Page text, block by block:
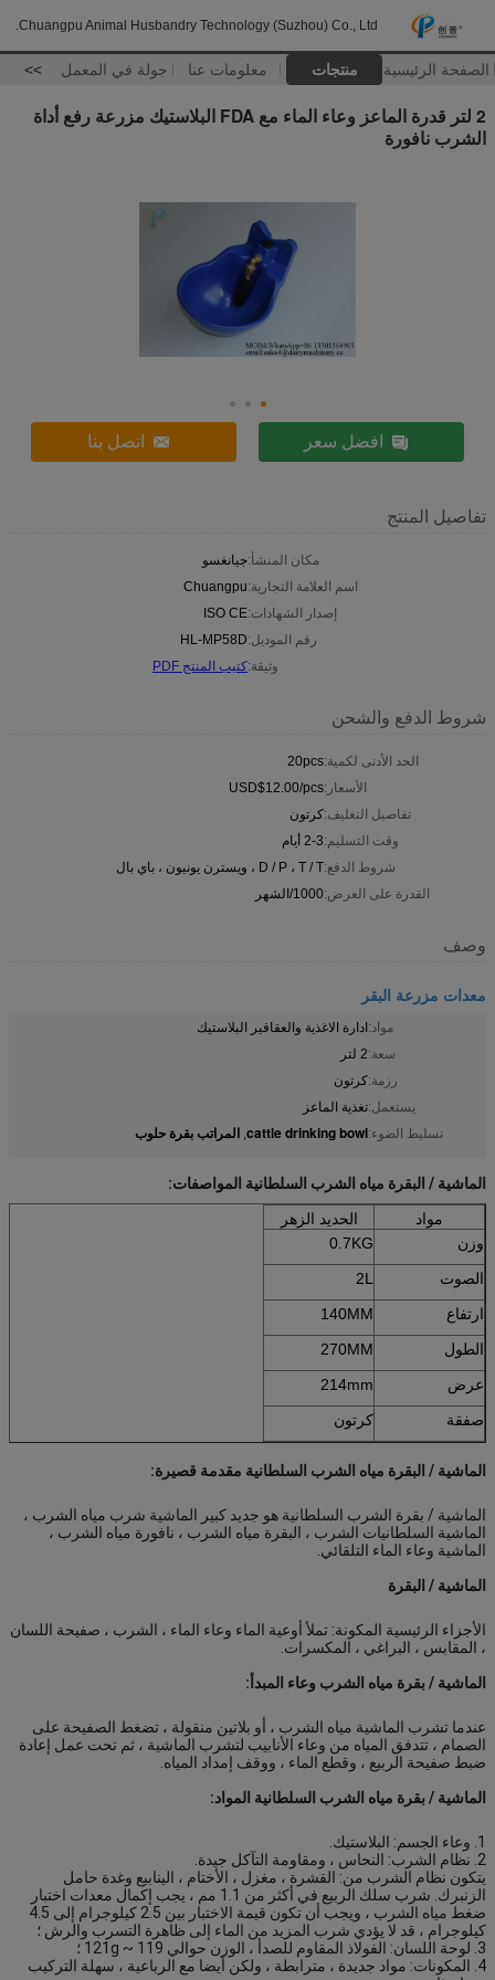
Chuangpu Animal Husbandry Technology (Suzhou) Co., Ltd.
الصفحة الرئيسية منتجات معلومات عنا جولة في المعمل >>
2 لتر قدرة الماعز وعاء الماء مع FDA البلاستيك مزرعة رفع أداة
الشرب نافورة
افضل سعر اتصل بنا
تفاصيل المنتج
مكان المنشأ:جيانغسو
اسم العلامة التجارية:Chuangpu
إصدار الشهادات:ISO CE
رقم الموديل:HL-MP58D
وثيقة:كتيب المنتج PDF
شروط الدفع والشحن
الحد الأدنى لكمية:20pcs
الأسعار:USD$12.00/pcs
تفاصيل التغليف:كرتون
وقت التسليم:2-3 أيام
شروط الدفع:D / P ، T / T ، ويسترن يونيون ، باي بال
القدرة على العرض:1000/الشهر
وصف
معدات مزرعة البقر
مواد:ادارة الاغذية والعقاقير البلاستيك
سعة:2 لتر
رزمة:كرتون
يستعمل:تغذية الماعز
تسليط الضوء:cattle drinking bowl
, المراتب بقرة حلوب
الماشية / البقرة مياه الشرب السلطانية المواصفات:
مواد
الحديد الزهر
وزن
0.7KG
الصوت
2L
ارتفاع
140MM
الطول
270MM
عرض
214mm
صفقة
كرتون
الماشية / البقرة مياه الشرب السلطانية مقدمة قصيرة:
الماشية / بقرة الشرب السلطانية هو جديد كبير الماشية شرب مياه الشرب ،
الماشية السلطانيات الشرب ، البقرة مياه الشرب ، نافورة مياه الشرب ،
الماشية وعاء الماء التلقائي.
الماشية / البقرة
الأجزاء الرئيسية المكونة: تملأ أوعية الماء وعاء الماء ، الشرب ، صفيحة اللسان
، المقابس ، البراغي ، المكسرات.
الماشية / بقرة مياه الشرب وعاء المبدأ:
عندما تشرب الماشية مياه الشرب ، أو بلاتين منقولة ، تضغط الصفيحة على
الصمام ، تتدفق المياه من وعاء الأنابيب لتشرب الماشية ، ثم تحت عمل إعادة
ضبط صفيحة الربيع ، وقطع الماء ، ووقف إمداد المياه.
الماشية / بقرة مياه الشرب السلطانية المواد:
1. وعاء الجسم: البلاستيك.
2. نظام الشرب: النحاس ، ومقاومة التآكل جيدة.
يتكون نظام الشرب من: القشرة ، مغزل ، الأختام ، الينابيع وغدة حامل
الزنبرك.
شرب سلك الربيع في أكثر من 1.1 مم ، يجب إكمال معدات اختبار
ضغط مياه الشرب ، ويجب أن تكون قيمة الاختبار بين 2.5 كيلوجرام إلى 4.5
كيلوجرام ، قد لا يؤدي شرب المزيد من الماء إلى ظاهرة التسرب والرش ؛
3. لوحة اللسان: الفولاذ المقاوم للصدأ ، الوزن حوالي 119 ~ 121g ؛
4. المكونات: مواد جديدة ، مترابطة ، ولكن أيضا مع الرباعية ، سهلة التركيب